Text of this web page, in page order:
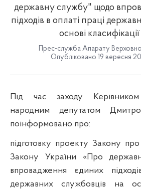
державну службу" щодо
підходів в оплаті праці
основі
Прес-служба Апарату
Опубліковано 19 вересня
Під час заходу
народним депутатом
поінформовано про:
підготовку проекту Закону
Закону України «Про
впровадження єдиних
державних службовців на